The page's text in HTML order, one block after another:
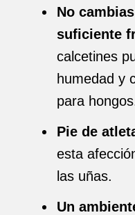
No
suficiente
calcetines
humedad y
para
Pie de
esta
las uñas.
Un